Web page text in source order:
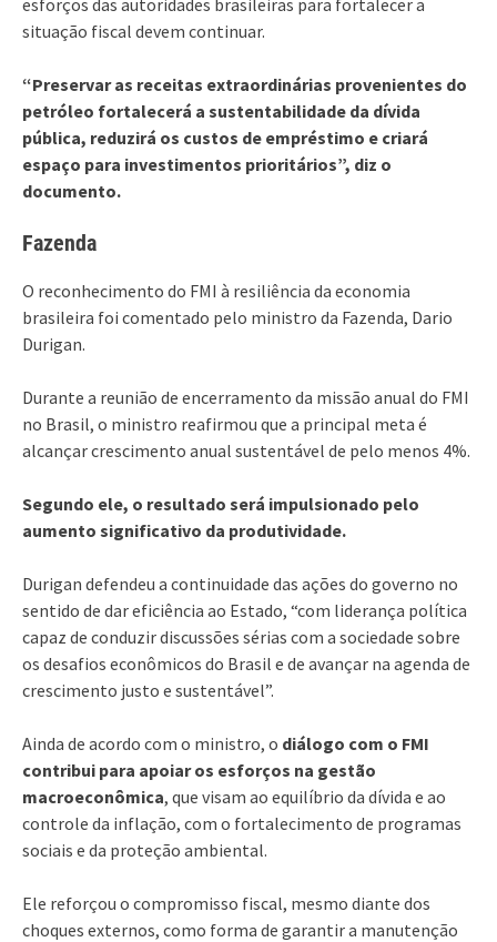
situação fiscal devem continuar.
“Preservar as receitas extraordinárias provenientes do
petróleo fortalecerá a sustentabilidade da dívida
pública, reduzirá os custos de empréstimo e criará
espaço para investimentos prioritários”, diz o
documento.
Fazenda
O reconhecimento do FMI à resiliência da economia
brasileira foi comentado pelo ministro da Fazenda, Dario
Durigan.
Durante a reunião de encerramento da missão anual do FMI
no Brasil, o ministro reafirmou que a principal meta é
alcançar crescimento anual sustentável de pelo menos 4%.
Segundo ele, o resultado será impulsionado pelo
aumento significativo da produtividade.
Durigan defendeu a continuidade das ações do governo no
sentido de dar eficiência ao Estado, “com liderança política
capaz de conduzir discussões sérias com a sociedade sobre
os desafios econômicos do Brasil e de avançar na agenda de
crescimento justo e sustentável”.
Ainda de acordo com o ministro, o diálogo com o FMI
contribui para apoiar os esforços na gestão
macroeconômica, que visam ao equilíbrio da dívida e ao
controle da inflação, com o fortalecimento de programas
sociais e da proteção ambiental.
Ele reforçou o compromisso fiscal, mesmo diante dos
choques externos, como forma de garantir a manutenção